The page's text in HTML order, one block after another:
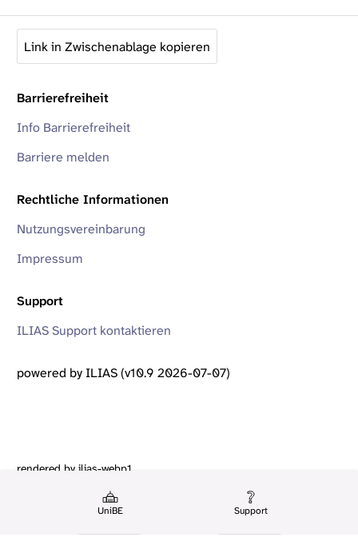
UniBE Support
Link in Zwischenablage kopieren
Barrierefreiheit
Info Barrierefreiheit
Barriere melden
Rechtliche Informationen
Nutzungsvereinbarung
Impressum
Support
ILIAS Support kontaktieren
powered by ILIAS (v10.9 2026-07-07)
rendered by ilias-webp1